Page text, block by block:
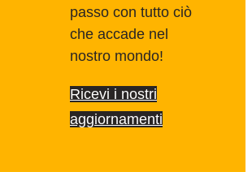
passo con tutto ciò
che accade nel
nostro mondo!
Ricevi i nostri
aggiornamenti